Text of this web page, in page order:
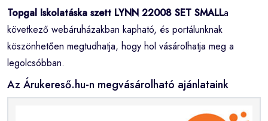
Topgal Iskolatáska szett LYNN 22008 SET SMALLa
következő webáruházakban kapható, és portálunknak
köszönhetően megtudhatja, hogy hol vásárolhatja meg a
legolcsóbban.
Az Árukereső.hu-n megvásárolható ajánlataink